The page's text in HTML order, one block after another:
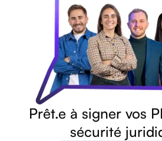
Prêt.e à signer vos
sécurité